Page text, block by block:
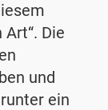
Die
und
ein